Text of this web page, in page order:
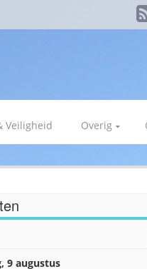
Veiligheid Overig
9 augustus